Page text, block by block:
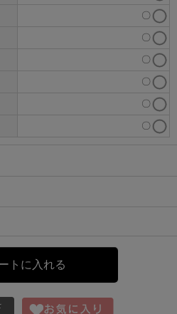
〇
〇
〇
〇
〇
〇
トに入れる